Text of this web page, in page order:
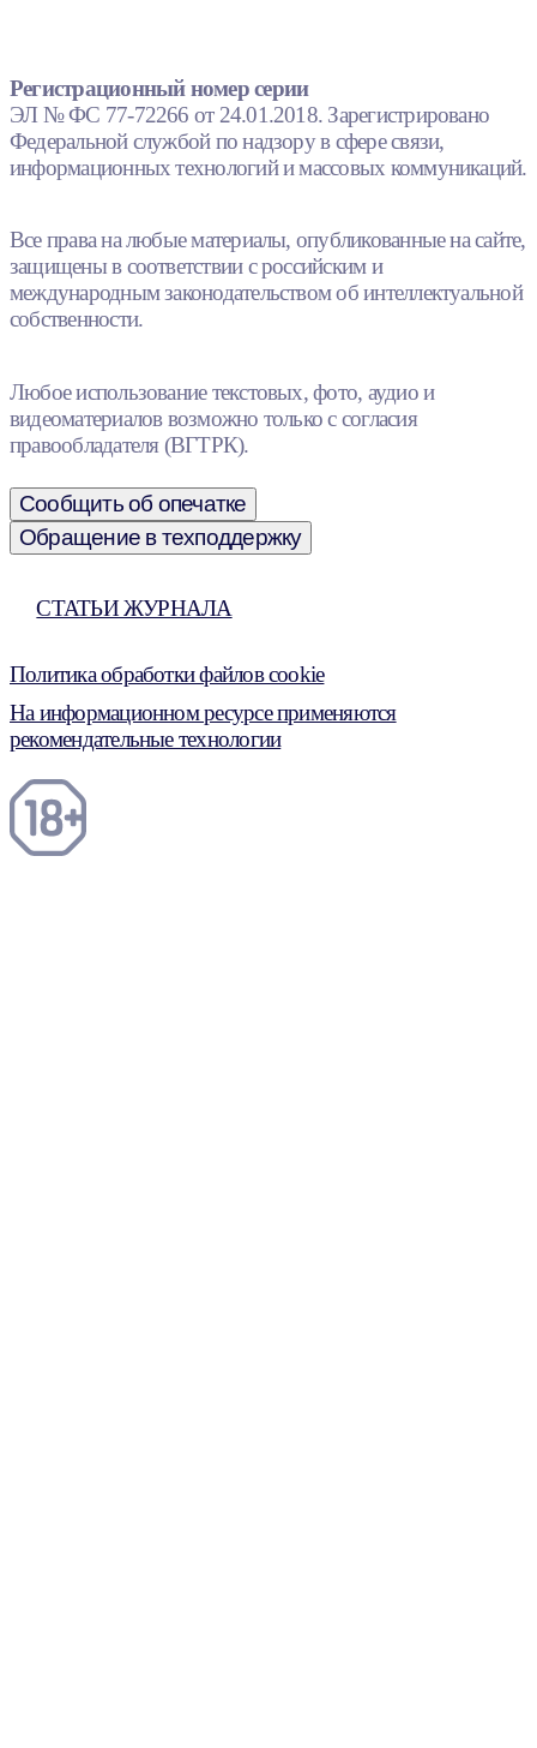
Регистрационный номер серии
ЭЛ № ФС 77-72266 от 24.01.2018. Зарегистрировано
Федеральной службой по надзору в сфере связи,
информационных технологий и массовых коммуникаций.
Все права на любые материалы, опубликованные на сайте,
защищены в соответствии с российским и
международным законодательством об интеллектуальной
собственности.
Любое использование текстовых, фото, аудио и
видеоматериалов возможно только с согласия
правообладателя (ВГТРК).
Сообщить об опечатке
Обращение в техподдержку
СТАТЬИ ЖУРНАЛА
Политика обработки файлов cookie
На информационном ресурсе применяются
рекомендательные технологии